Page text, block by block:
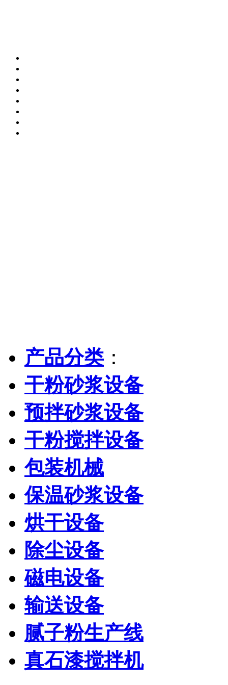
产品分类：
干粉砂浆设备
预拌砂浆设备
干粉搅拌设备
包装机械
保温砂浆设备
烘干设备
除尘设备
磁电设备
输送设备
腻子粉生产线
真石漆搅拌机